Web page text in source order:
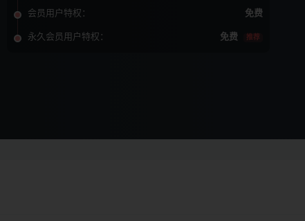
会员用户特权： 免费
永久会员用户特权： 免费 推荐